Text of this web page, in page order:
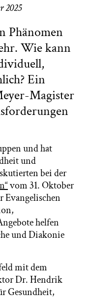
2025
Phänomen
Wie kann
Ein
Magister
und hat
und
bei der
vom 31. Oktober
Evangelischen
helfen
und Diakonie
mit dem
Dr. Hendrik
Gesundheit,